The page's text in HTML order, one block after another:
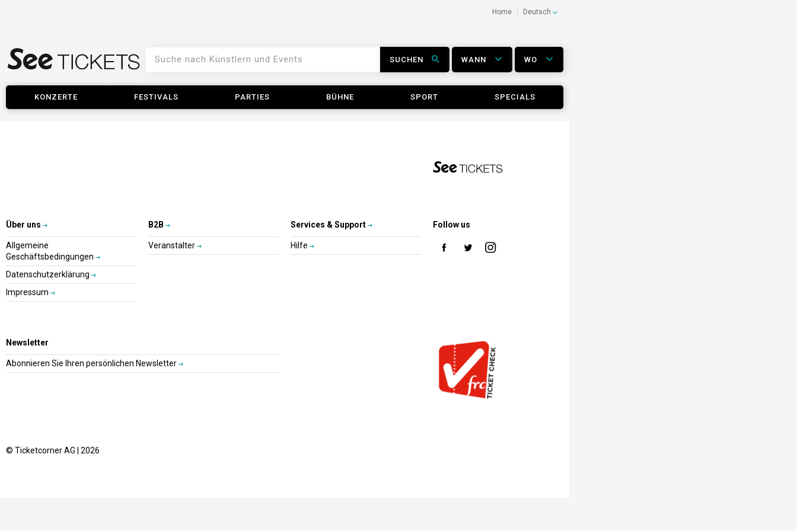
Home Deutsch
SUCHEN WANN WO
KONZERTE FESTIVALS PARTIES BÜHNE SPORT SPECIALS
Über uns
Allgemeine
Geschäftsbedingungen
Datenschutzerklärung
Impressum
B2B
Veranstalter
Services & Support
Hilfe
Follow us
Newsletter
Abonnieren Sie Ihren persönlichen Newsletter
© Ticketcorner AG | 2026